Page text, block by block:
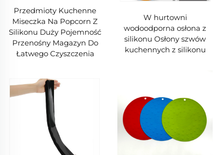
Przedmioty Kuchenne
Miseczka Na Popcorn Z
Silikonu Duży Pojemność
Przenośny Magazyn Do
Łatwego Czyszczenia
W hurtowni
wodoodporna osłona z
silikonu Osłony szwów
kuchennych z silikonu